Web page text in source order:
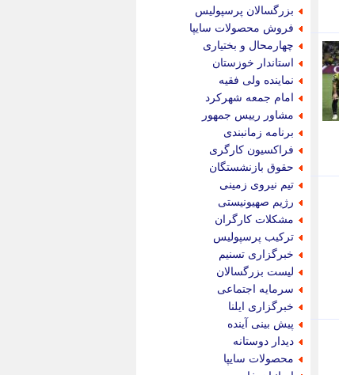
بزرگسالان پرسپولیس
فروش محصولات سایپا
چهارمحال و بختیاری
استاندار خوزستان
نماینده ولی فقیه
امام جمعه شهرکرد
مشاور رییس جمهور
برنامه زمانبندی
فراکسیون کارگری
حقوق بازنشستگان
تیم نیروی زمینی
رژیم صهیونیستی
مشکلات کارگران
ترکیب پرسپولیس
خبرگزاری تسنیم
لیست بزرگسالان
سرمایه اجتماعی
خبرگزاری ایلنا
پیش بینی آینده
دیدار دوستانه
محصولات سایپا